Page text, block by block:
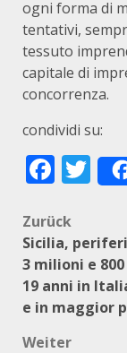
ogni forma di
tentativi,
tessuto
capitale di
concorrenza.
condividi su:
Zurück
Sicilia,
3 milioni e
19 anni in
e in maggior
Weiter